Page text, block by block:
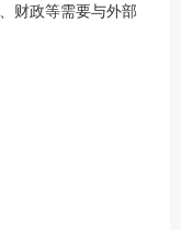
财政等需要与外部